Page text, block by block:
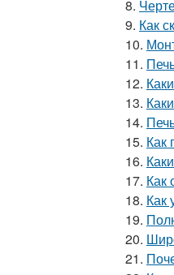
8.
9. Как
10.
11.
12.
13.
14.
15. Как
16.
17. Как
18. Как
19.
20.
21.